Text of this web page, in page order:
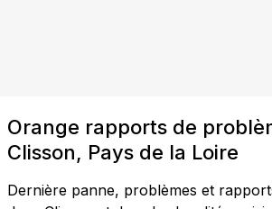
Orange rapports de
Clisson, Pays de la Loire
Dernière panne, problèmes et